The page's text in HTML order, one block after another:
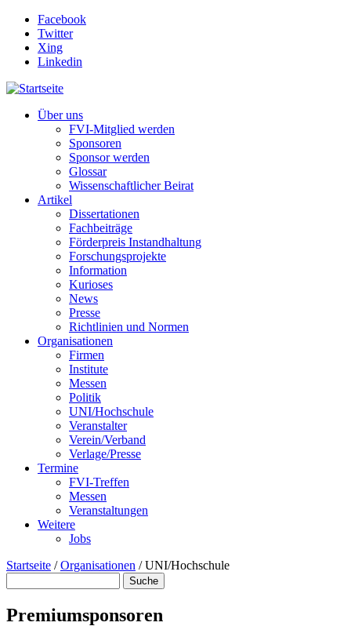
Direkt zum Inhalt
Facebook
Twitter
Xing
Linkedin
Über uns
FVI-Mitglied werden
Sponsoren
Sponsor werden
Glossar
Wissenschaftlicher Beirat
Artikel
Dissertationen
Fachbeiträge
Förderpreis Instandhaltung
Forschungsprojekte
Information
Kurioses
News
Presse
Richtlinien und Normen
Organisationen
Firmen
Institute
Messen
Politik
UNI/Hochschule
Veranstalter
Verein/Verband
Verlage/Presse
Termine
FVI-Treffen
Messen
Veranstaltungen
Weitere
Jobs
Startseite /Organisationen /UNI/Hochschule
Premiumsponsoren